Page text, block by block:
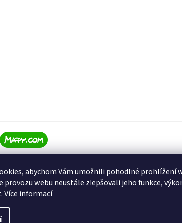
abychom Vám umožnili pohodlné prohlížení
provozu webu neustále zlepšovali jeho funkce,
Více informací